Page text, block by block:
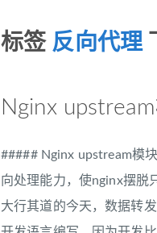
标签 反向代理
Nginx
##### Nginx upstream模
向处理能力，使nginx摆脱
大行其道的今天，数据转